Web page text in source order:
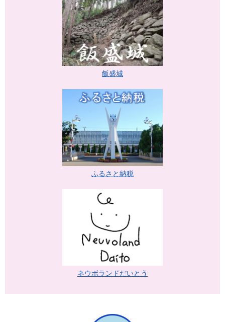
飯盛城
ふるさと納税
ネウボランドだいとう